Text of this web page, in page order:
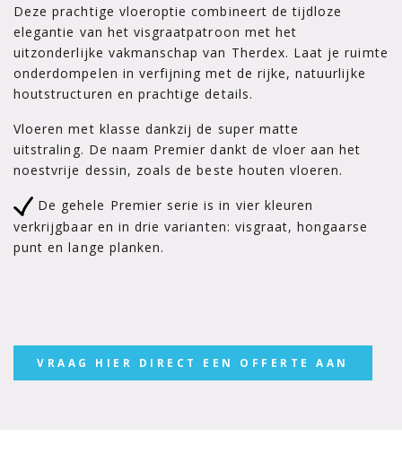
Deze prachtige vloeroptie combineert de tijdloze
elegantie van het visgraatpatroon met het
uitzonderlijke vakmanschap van Therdex. Laat je ruimte
onderdompelen in verfijning met de rijke, natuurlijke
houtstructuren en prachtige details.
Vloeren met klasse dankzij de super matte
uitstraling. De naam Premier dankt de vloer aan het
noestvrije dessin, zoals de beste houten vloeren.
De gehele Premier serie is in vier kleuren
verkrijgbaar en in drie varianten: visgraat, hongaarse
punt en lange planken.
VRAAG HIER DIRECT EEN OFFERTE AAN